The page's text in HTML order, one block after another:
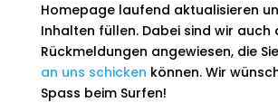
Homepage laufend aktualisieren
Inhalten füllen. Dabei sind wir auch
Rückmeldungen angewiesen, die
an uns schicken können. Wir
Spass beim Surfen!